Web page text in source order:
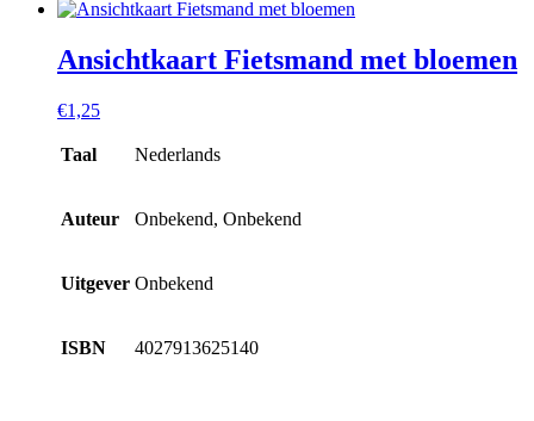
Ansichtkaart Fietsmand met bloemen
€1,25
Taal Nederlands
Auteur Onbekend, Onbekend
Uitgever Onbekend
ISBN 4027913625140